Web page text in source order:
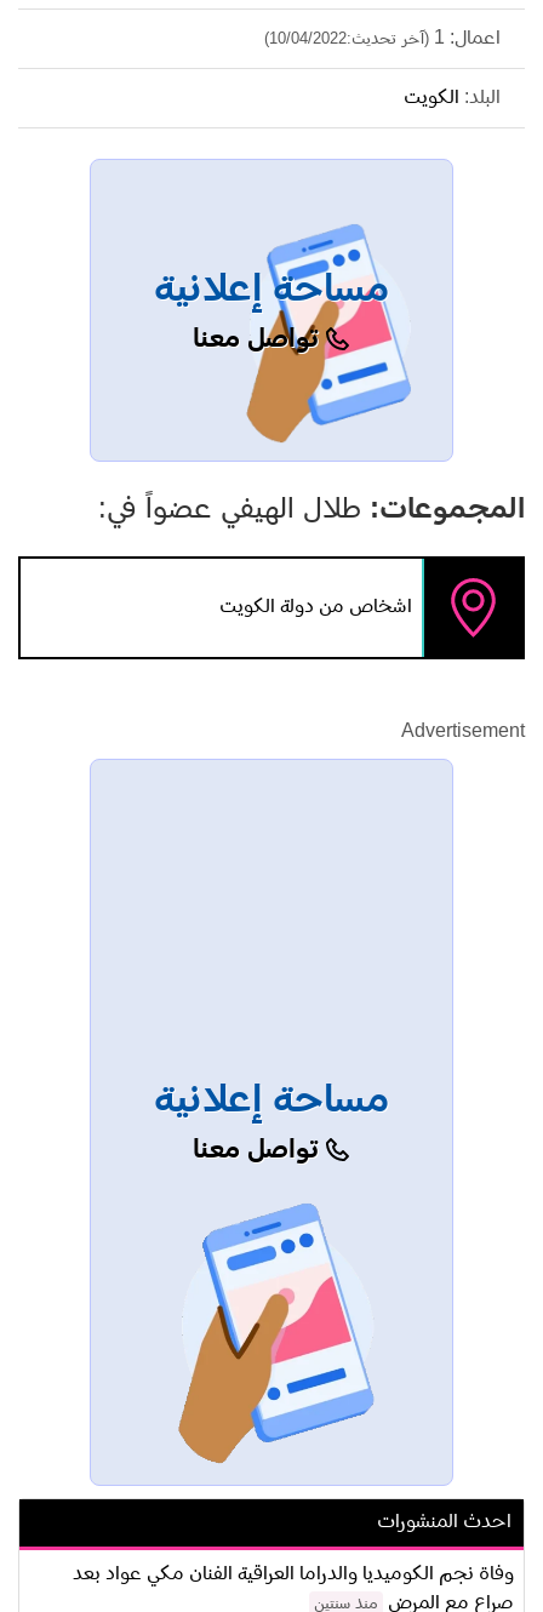
اعمال: 1 (آخر تحديث:10/04/2022)
البلد: الكويت
مساحة إعلانية
تواصل معنا
المجموعات: طلال الهيفي عضواً في:
اشخاص من دولة الكويت
Advertisement
مساحة إعلانية
تواصل معنا
احدث المنشورات
وفاة نجم الكوميديا والدراما العراقية الفنان مكي عواد بعد
صراع مع المرض
منذ سنتين